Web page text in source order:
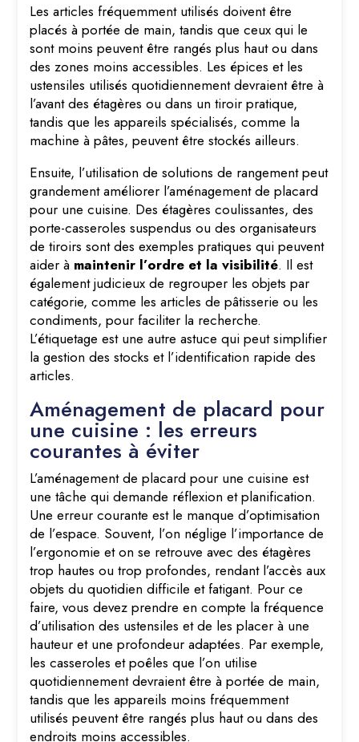
Les articles fréquemment utilisés doivent être
placés à portée de main, tandis que ceux qui le
sont moins peuvent être rangés plus haut ou dans
des zones moins accessibles. Les épices et les
ustensiles utilisés quotidiennement devraient être à
l’avant des étagères ou dans un tiroir pratique,
tandis que les appareils spécialisés, comme la
machine à pâtes, peuvent être stockés ailleurs.
Ensuite, l’utilisation de solutions de rangement peut
grandement améliorer l’aménagement de placard
pour une cuisine. Des étagères coulissantes, des
porte-casseroles suspendus ou des organisateurs
de tiroirs sont des exemples pratiques qui peuvent
aider à maintenir l’ordre et la visibilité. Il est
également judicieux de regrouper les objets par
catégorie, comme les articles de pâtisserie ou les
condiments, pour faciliter la recherche.
L’étiquetage est une autre astuce qui peut simplifier
la gestion des stocks et l’identification rapide des
articles.
Aménagement de placard pour
une cuisine : les erreurs
courantes à éviter
L’aménagement de placard pour une cuisine est
une tâche qui demande réflexion et planification.
Une erreur courante est le manque d’optimisation
de l’espace. Souvent, l’on néglige l’importance de
l’ergonomie et on se retrouve avec des étagères
trop hautes ou trop profondes, rendant l’accès aux
objets du quotidien difficile et fatigant. Pour ce
faire, vous devez prendre en compte la fréquence
d’utilisation des ustensiles et de les placer à une
hauteur et une profondeur adaptées. Par exemple,
les casseroles et poêles que l’on utilise
quotidiennement devraient être à portée de main,
tandis que les appareils moins fréquemment
utilisés peuvent être rangés plus haut ou dans des
endroits moins accessibles.